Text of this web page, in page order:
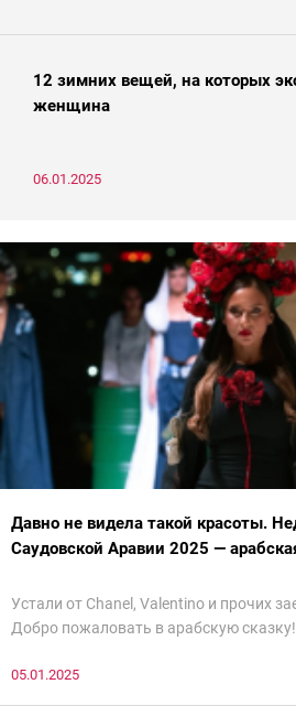
12 зимних вещей, на которых
женщина
06.01.2025
Давно не видела такой красоты.
Саудовской Аравии 2025 —
Устали от Chanel, Valentino и прочих
Добро пожаловать в арабскую
все и осталась под глубоким
05.01.2025